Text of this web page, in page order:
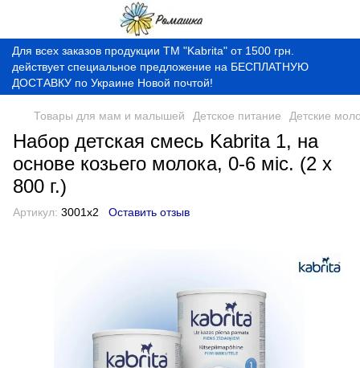
Для всех заказов продукции ТМ "Kabrita" от 1500 грн.
действует специальное предложение на БЕСПЛАТНУЮ
ДОСТАВКУ по Украине Новой почтой!
Товары для мам и малышей Детское питание Детские
Набор детская смесь Kabrita 1, на
основе козьего молока, 0-6 міс. (2 х
800 г.)
Артикул: 3001х2 Оставить отзыв